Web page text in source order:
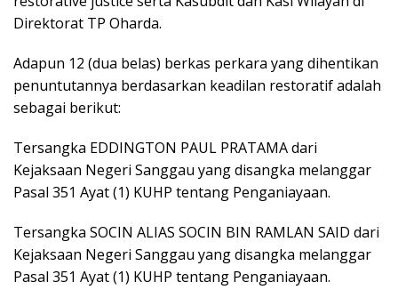
Direktorat TP Oharda.
Adapun 12 (dua belas) berkas perkara yang dihentikan
penuntutannya berdasarkan keadilan restoratif adalah
sebagai berikut:
Tersangka EDDINGTON PAUL PRATAMA dari
Kejaksaan Negeri Sanggau yang disangka melanggar
Pasal 351 Ayat (1) KUHP tentang Penganiayaan.
Tersangka SOCIN ALIAS SOCIN BIN RAMLAN SAID dari
Kejaksaan Negeri Sanggau yang disangka melanggar
Pasal 351 Ayat (1) KUHP tentang Penganiayaan.